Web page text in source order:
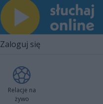
Zaloguj się
Relacje na
żywo